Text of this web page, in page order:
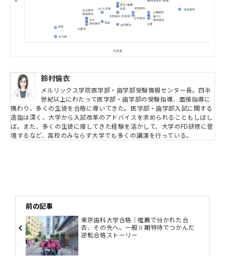
鈴村倫衣
メルリックス学院医学部・歯学部受験情報センター長。四半
世紀以上にわたって医学部・歯学部の受験指導、面接指導に
携わり、多くの生徒を合格に導いてきた。医学部・歯学部入試に関する
造詣は深く、大学から入試改革のアドバイスを求められることもしばし
ば。また、多くの生徒に接してきた経験を活かして、大学のFD研修に登
壇するなど、高校のみならず大学でも多くの講演を行っている。
前の記事
東京歯科大学合格｜推薦で分かれた合
否、その先へ。一般Ⅱ期特待でつかんだ
逆転合格ストーリー